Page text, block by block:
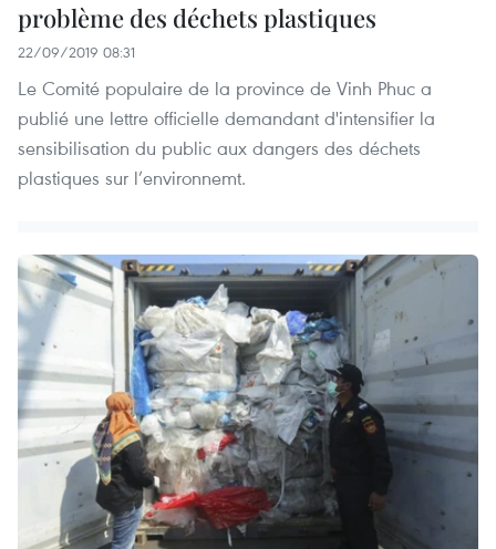
problème des déchets plastiques
22/09/2019 08:31
Le Comité populaire de la province de Vinh Phuc a
publié une lettre officielle demandant d'intensifier la
sensibilisation du public aux dangers des déchets
plastiques sur l’environnemt.